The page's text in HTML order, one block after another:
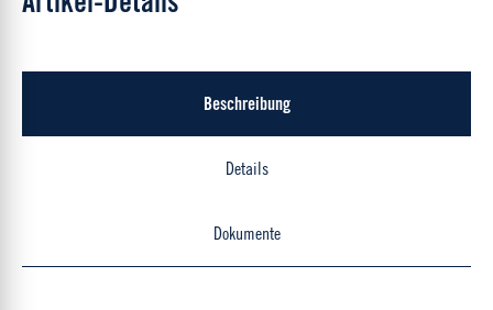
Beschreibung
Details
Dokumente